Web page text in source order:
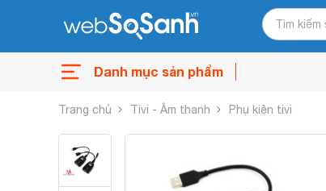
Danh mục sản phẩm
Trang chủ Tivi - Âm thanh Phụ kiện tivi